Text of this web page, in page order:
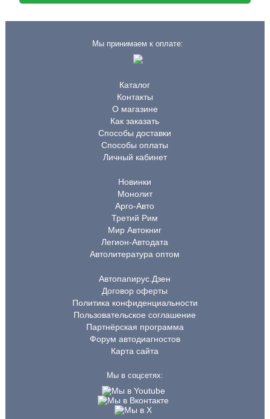
Мы принимаем к оплате:
Каталог
Контакты
О магазине
Как заказать
Способы доставки
Способы оплаты
Личный кабинет
Новинки
Монолит
Арго-Авто
Третий Рим
Мир Автокниг
Легион-Автодата
Автолитература оптом
Автопапирус.Дзен
Договор оферты
Политика конфиденциальности
Пользовательское соглашение
Партнёрская программа
Форум автодиагностов
Карта сайта
Мы в соцсетях: